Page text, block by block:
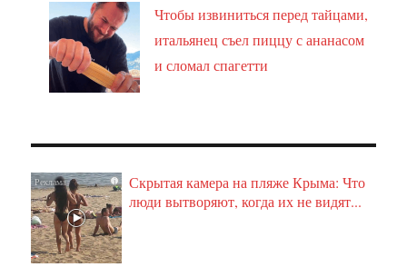
Чтобы извиниться перед тайцами,
итальянец съел пиццу с ананасом
и сломал спагетти
i
Скрытая камера на пляже Крыма: Что
люди вытворяют, когда их не видят...